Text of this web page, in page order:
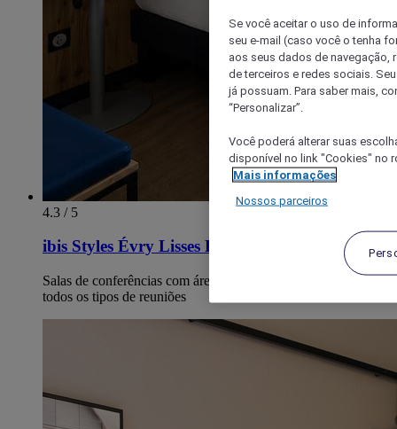
4.3 / 5
ibis Styles Évry Lisses Paris Sud
Salas de conferências com áreas entre 30-150 m², adaptáveis a
todos os tipos de reuniões
Se você aceitar o uso de
seu e-mail (caso você o tenha
aos seus dados de navegação,
de terceiros e redes sociais.
já possuam. Para saber mais,
“Personalizar”.
Você poderá alterar suas
disponível no link "Cookies" no
Mais informações
Nossos parceiros